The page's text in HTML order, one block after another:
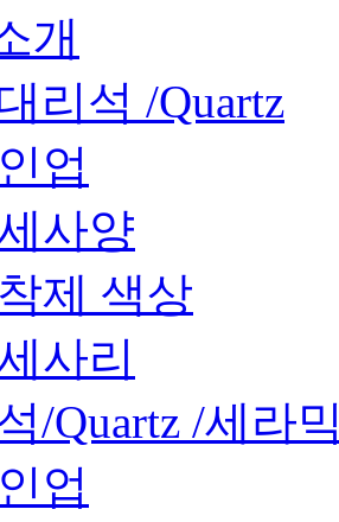
개
리석 /Quartz
업
사양
제 색상
사리
/Quartz /세라
업